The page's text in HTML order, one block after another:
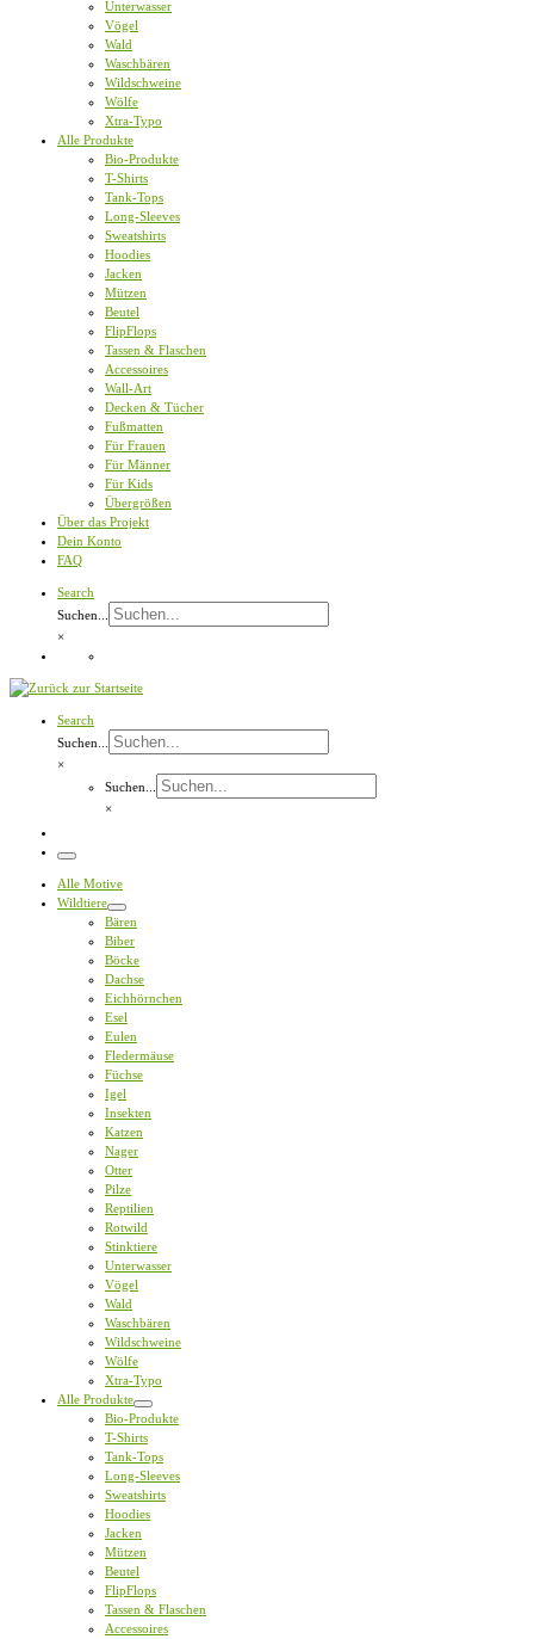
Unterwasser
Vögel
Wald
Waschbären
Wildschweine
Wölfe
Xtra-Typo
Alle Produkte
Bio-Produkte
T-Shirts
Tank-Tops
Long-Sleeves
Sweatshirts
Hoodies
Jacken
Mützen
Beutel
FlipFlops
Tassen & Flaschen
Accessoires
Wall-Art
Decken & Tücher
Fußmatten
Für Frauen
Für Männer
Für Kids
Übergrößen
Über das Projekt
Dein Konto
FAQ
Search
Suchen...
×
Search
Suchen...
×
Suchen...
×
Menü
Alle Motive
Wildtiere
Bären
Biber
Böcke
Dachse
Eichhörnchen
Esel
Eulen
Fledermäuse
Füchse
Igel
Insekten
Katzen
Nager
Otter
Pilze
Reptilien
Rotwild
Stinktiere
Unterwasser
Vögel
Wald
Waschbären
Wildschweine
Wölfe
Xtra-Typo
Alle Produkte
Bio-Produkte
T-Shirts
Tank-Tops
Long-Sleeves
Sweatshirts
Hoodies
Jacken
Mützen
Beutel
FlipFlops
Tassen & Flaschen
Accessoires